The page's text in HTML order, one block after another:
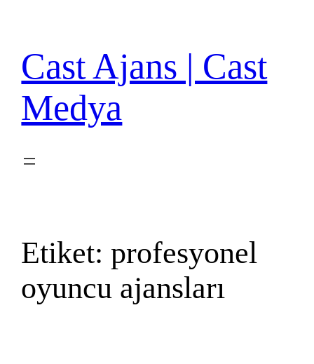
Cast Ajans | Cast
Medya
Etiket: profesyonel
oyuncu ajansları